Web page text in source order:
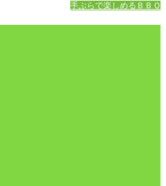
手ぶらで楽しめるＢＢＱ